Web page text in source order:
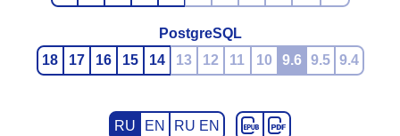
PostgreSQL
18
17 16 15 14 13 12 11 10 9.6 9.5 9.4
RU EN RU EN